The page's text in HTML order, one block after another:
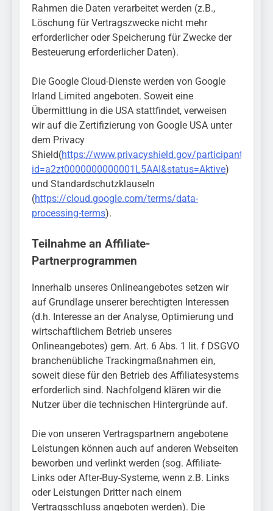
Rahmen die Daten verarbeitet werden (z.B.,
Löschung für Vertragszwecke nicht mehr
erforderlicher oder Speicherung für Zwecke der
Besteuerung erforderlicher Daten).
Die Google Cloud-Dienste werden von Google
Irland Limited angeboten. Soweit eine
Übermittlung in die USA stattfindet, verweisen
wir auf die Zertifizierung von Google USA unter
dem Privacy
Shield(https://www.privacyshield.gov/participant?
id=a2zt0000000000001L5AAI&status=Aktive)
und Standardschutzklauseln
(https://cloud.google.com/terms/data-
processing-terms).
Teilnahme an Affiliate-
Partnerprogrammen
Innerhalb unseres Onlineangebotes setzen wir
auf Grundlage unserer berechtigten Interessen
(d.h. Interesse an der Analyse, Optimierung und
wirtschaftlichem Betrieb unseres
Onlineangebotes) gem. Art. 6 Abs. 1 lit. f DSGVO
branchenübliche Trackingmaßnahmen ein,
soweit diese für den Betrieb des Affiliatesystems
erforderlich sind. Nachfolgend klären wir die
Nutzer über die technischen Hintergründe auf.
Die von unseren Vertragspartnern angebotene
Leistungen können auch auf anderen Webseiten
beworben und verlinkt werden (sog. Affiliate-
Links oder After-Buy-Systeme, wenn z.B. Links
oder Leistungen Dritter nach einem
Vertragsschluss angeboten werden). Die